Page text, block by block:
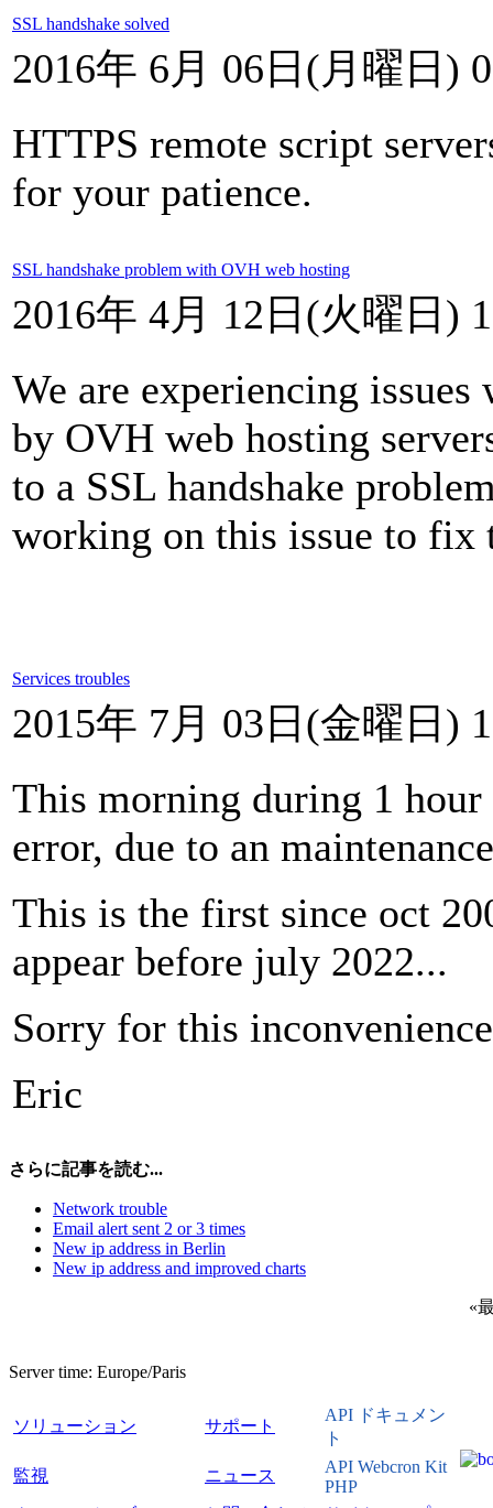
SSL handshake solved
2016年 6月 06日(月曜日)
HTTPS remote script
for your patience.
SSL handshake problem with OVH web hosting
2016年 4月 12日(火曜日)
We are experiencing
by OVH web hosting
to a SSL handshake
working on this issue to fix
Services troubles
2015年 7月 03日(金曜日)
This morning during 1 hour
error, due to an
This is the first since oct
appear before july 2022...
Sorry for this inconvenience
Eric
さらに記事を読む...
Network trouble
Email alert sent 2 or 3 times
New ip address in Berlin
New ip address and improved charts
«
Server time: Europe/Paris
ソリューション サポート
API ドキュメン
ト
監視
ニュース
API Webcron Kit
PHP